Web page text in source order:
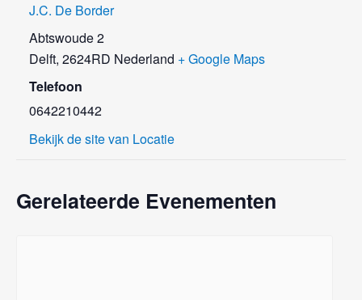
J.C. De Border
Abtswoude 2
Delft, 2624RD Nederland + Google Maps
Telefoon
0642210442
Bekijk de site van Locatie
Gerelateerde Evenementen